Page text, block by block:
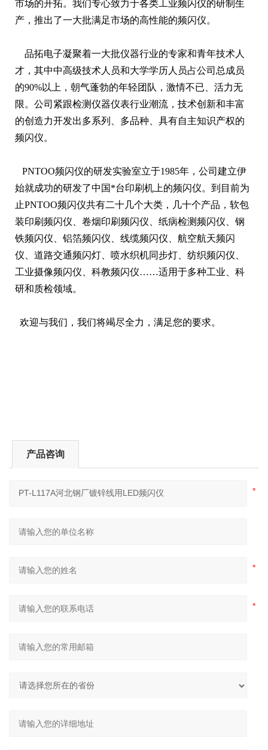
市场的开拓。我们专心致力于各类工业频闪仪的研制生
产，推出了一大批满足市场的高性能的频闪仪。
品拓电子凝聚着一大批仪器行业的专家和青年技术人
才，其中中高级技术人员和大学学历人员占公司总成员
的90%以上，朝气蓬勃的年轻团队，激情不已、活力无
限。公司紧跟检测仪器仪表行业潮流，技术创新和丰富
的创造力开发出多系列、多品种、具有自主知识产权的
频闪仪。
PNTOO频闪仪的研发实验室立于1985年，公司建立伊
始就成功的研发了中国*台印刷机上的频闪仪。到目前为
止PNTOO频闪仪共有二十几个大类，几十个产品，软包
装印刷频闪仪、卷烟印刷频闪仪、纸病检测频闪仪、钢
铁频闪仪、铝箔频闪仪、线缆频闪仪、航空航天频闪
仪、道路交通频闪灯、喷水织机同步灯、纺织频闪仪、
工业摄像频闪仪、科教频闪仪……适用于多种工业、科
研和质检领域。
欢迎与我们，我们将竭尽全力，满足您的要求。
产品咨询